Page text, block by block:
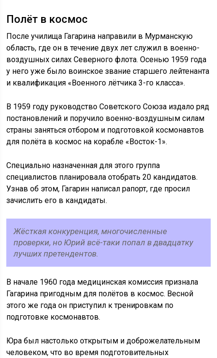
Полёт в космос
После училища Гагарина направили в Мурманскую
область, где он в течение двух лет служил в военно-
воздушных силах Северного флота. Осенью 1959 года
у него уже было воинское звание старшего лейтенанта
и квалификация «Военного лётчика 3-го класса».
В 1959 году руководство Советского Союза издало ряд
постановлений и поручило военно-воздушным силам
страны заняться отбором и подготовкой космонавтов
для полёта в космос на корабле «Восток-1».
Специально назначенная для этого группа
специалистов планировала отобрать 20 кандидатов.
Узнав об этом, Гагарин написал рапорт, где просил
зачислить его в кандидаты.
Жёсткая конкуренция, многочисленные
проверки, но Юрий всё-таки попал в двадцатку
лучших претендентов.
В начале 1960 года медицинская комиссия признала
Гагарина пригодным для полётов в космос. Весной
этого же года он приступил к тренировкам по
подготовке космонавтов.
Юра был настолько открытым и доброжелательным
человеком, что во время подготовительных